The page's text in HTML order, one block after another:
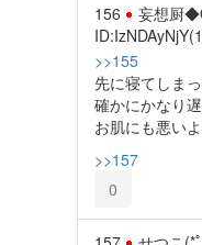
156 妄想厨
>>155
先に寝てしま
確かにかなり
お肌にも悪い
>>157
0